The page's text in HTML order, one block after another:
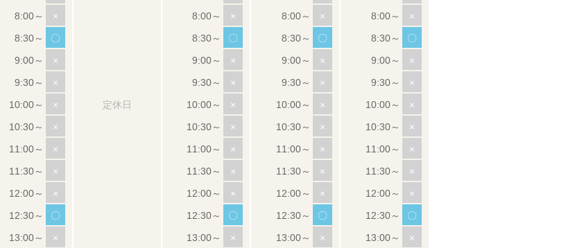
×
〇
×
×
×
×
×
×
×
〇
×
定休日
×
〇
×
×
×
×
×
×
×
〇
×
×
〇
×
×
×
×
×
×
×
〇
×
×
〇
×
×
×
×
×
×
×
〇
×